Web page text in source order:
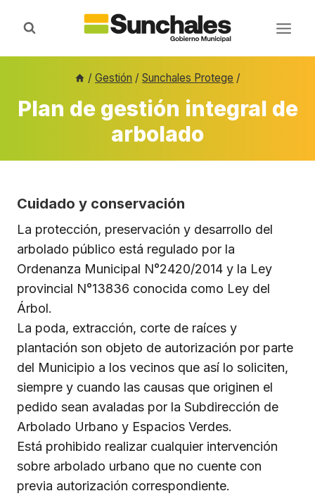
/ Gestión / Sunchales Protege /
Plan de gestión integral de
arbolado
Cuidado y conservación
La protección, preservación y desarrollo del
arbolado público está regulado por la
Ordenanza Municipal N°2420/2014 y la Ley
provincial N°13836 conocida como Ley del
Árbol.
La poda, extracción, corte de raíces y
plantación son objeto de autorización por parte
del Municipio a los vecinos que así lo soliciten,
siempre y cuando las causas que originen el
pedido sean avaladas por la Subdirección de
Arbolado Urbano y Espacios Verdes.
Está prohibido realizar cualquier intervención
sobre arbolado urbano que no cuente con
previa autorización correspondiente.